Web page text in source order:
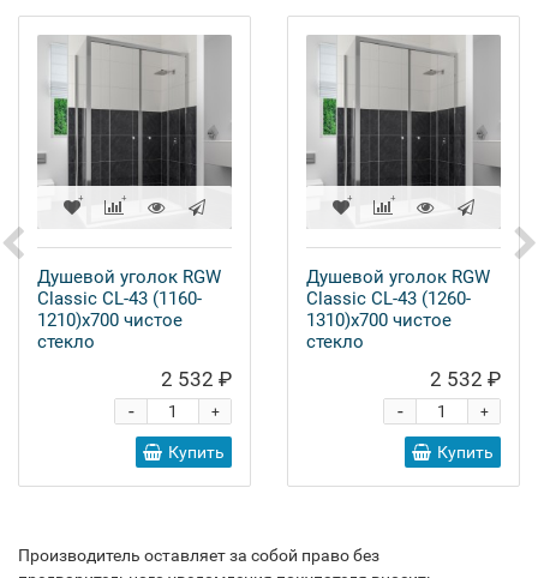
Душевой уголок RGW
Classic CL-43 (1160-
1210)x700 чистое
стекло
2 532 ₽
+
-
Купить
Душевой уголок RGW
Classic CL-43 (1260-
1310)x700 чистое
стекло
2 532 ₽
+
-
Купить
Производитель оставляет за собой право без